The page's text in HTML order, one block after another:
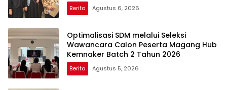
Berita Agustus 6, 2026
Optimalisasi SDM melalui Seleksi
Wawancara Calon Peserta Magang Hub
Kemnaker Batch 2 Tahun 2026
Berita Agustus 5, 2026